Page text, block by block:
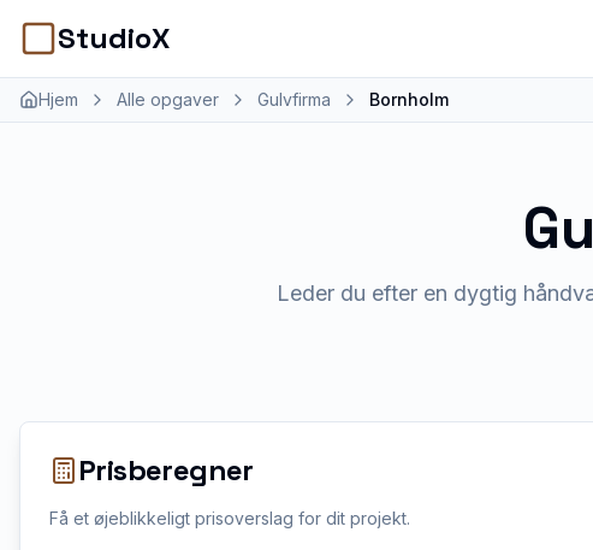
StudioX
Hjem Alle opgaver Gulvfirma Bornholm
Leder du efter en dygtig
Prisberegner
Få et øjeblikkeligt prisoverslag for dit projekt.